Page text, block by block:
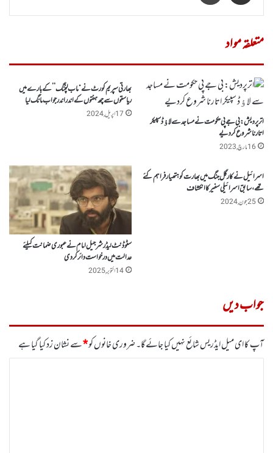
متعلقہ مواد
اترپردیش: بی جے پی حکومت نے مساجد سے لاﺅڈ سپیکر
اتارنا شروع کردیے
16 مارچ, 2023
بھارتی سپریم کورٹ نے ”ماب لنچنگ‘ ‘ کے بارے میں
ریاستوں سے چھ ہفتوں کے اندر اندر جواب مانگ لیا
17 اپریل, 2024
اسرائیل نے کارگل جنگ میں بھارت کو ہتھیارفراہم کئے
تھے ، سابق اسرائیلی سفیر کا انکشاف
25 جون, 2024
سٹوڈنٹ لیڈر شرجیل امام نے عبوری ضمانت کیلئے
عدالت میں درخواست دائر کردی
14 اکتوبر, 2025
جواب دیں
آپ کا ای میل ایڈریس شائع نہیں کیا جائے گا۔ضروری خانوں کو*سے نشان زد کیا گیا ہے